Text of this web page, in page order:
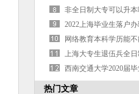
非全日制大专可以升本
2022上海毕业生落户
网络教育本科学历能
上海大专生退伍兵全
难？
西南交通大学2020届
告：51%签约世界和中
热门文章